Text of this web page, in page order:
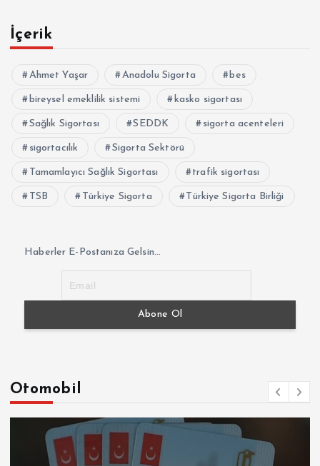
İçerik
Ahmet Yaşar Anadolu Sigorta bes
bireysel emeklilik sistemi kasko sigortası
Sağlık Sigortası SEDDK sigorta acenteleri
sigortacılık Sigorta Sektörü
Tamamlayıcı Sağlık Sigortası trafik sigortası
TSB Türkiye Sigorta Türkiye Sigorta Birliği
Haberler E-Postanıza Gelsin...
Otomobil